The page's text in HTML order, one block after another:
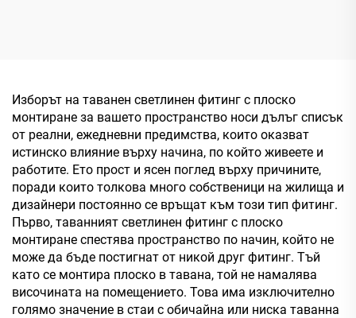
Изборът на таванен светлинен фитинг с плоско
монтиране за вашето пространство носи дълъг списък
от реални, ежедневни предимства, които оказват
истинско влияние върху начина, по който живеете и
работите. Ето прост и ясен поглед върху причините,
поради които толкова много собственици на жилища и
дизайнери постоянно се връщат към този тип фитинг.
Първо, таванният светлинен фитинг с плоско
монтиране спестява пространство по начин, който не
може да бъде постигнат от никой друг фитинг. Тъй
като се монтира плоско в тавана, той не намалява
височината на помещението. Това има изключително
голямо значение в стаи с обичайна или ниска таванна